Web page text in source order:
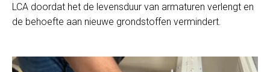
LCA doordat het de levensduur van armaturen verlengt en
de behoefte aan nieuwe grondstoffen vermindert.